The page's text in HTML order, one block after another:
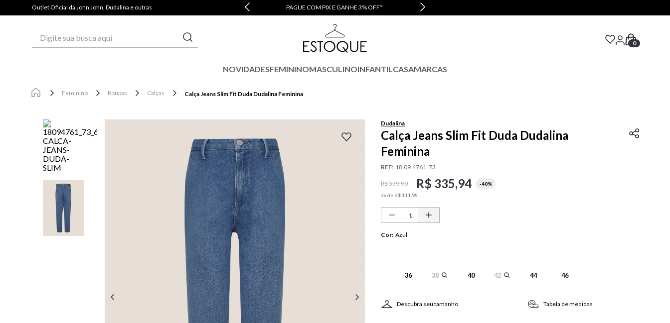
Outlet Oficial da John John, Dudalina e outras PAGUE COM PIX E GANHE 3% OFF*
0
NOVIDADESFEMININOMASCULINOINFANTILCASAMARCAS
Feminino Roupas Calças Calça Jeans Slim Fit Duda Dudalina Feminina
Dudalina
Calça Jeans Slim Fit Duda Dudalina
Feminina
REF: 18.09.4761_73
R$559,90 R$ 335,94 -40%
3x de R$ 111 98
Cor: Azul
36 38 40 42 44 46
Descubra seu tamanho Tabela de medidas